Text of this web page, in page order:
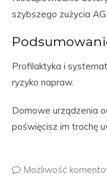
szybszego zużycia
Profilaktyka i
ryzyko napraw.
Domowe urządzenia
poświęcisz im trochę
Możliwość